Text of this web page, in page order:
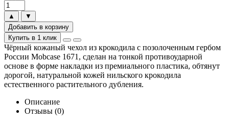
▲
▼
Добавить в корзину
Купить в 1 клик
Чёрный кожаный чехол из крокодила с позолоченным гербом
России Mobcase 1671, сделан на тонкой противоударной
основе в форме накладки из премиального пластика, обтянут
дорогой, натуральной кожей нильского крокодила
естественного растительного дубления.
Описание
Отзывы (0)